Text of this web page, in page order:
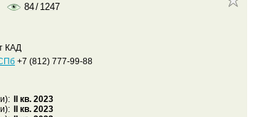
84/ 1247
КАД
+7 (812) 777-99-88
II кв. 2023
II кв. 2023